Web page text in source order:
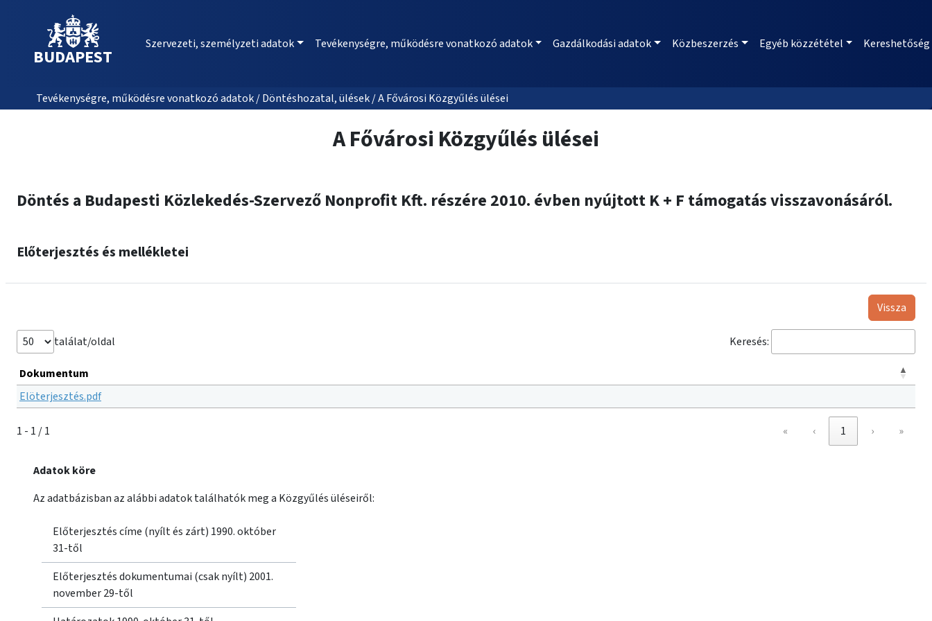
BUDAPEST
Szervezeti, személyzeti adatok Tevékenységre, működésre vonatkozó adatok Gazdálkodási adatok Közbeszerzés Egyéb közzététel Kereshetőség
Tevékenységre, működésre vonatkozó adatok / Döntéshozatal, ülések / A Fővárosi Közgyűlés ülései
A Fővárosi Közgyűlés ülései
Döntés a Budapesti Közlekedés-Szervező Nonprofit Kft. részére 2010. évben nyújtott K + F támogatás visszavonásáról.
Előterjesztés és mellékletei
Vissza
találat/oldal Keresés:
Dokumentum
Elöterjesztés.pdf
1 - 1 / 1 « ‹ 1 › »
Adatok köre
Az adatbázisban az alábbi adatok találhatók meg a Közgyűlés üléseiről:
Előterjesztés címe (nyílt és zárt) 1990. október
31-től
Előterjesztés dokumentumai (csak nyílt) 2001.
november 29-től